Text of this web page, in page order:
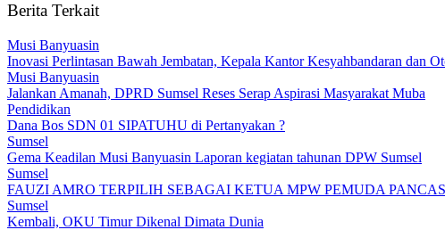
Berita Terkait
Musi Banyuasin
Inovasi Perlintasan Bawah Jembatan, Kepala Kantor Kesyahbandaran dan
Musi Banyuasin
Jalankan Amanah, DPRD Sumsel Reses Serap Aspirasi Masyarakat Muba
Pendidikan
Dana Bos SDN 01 SIPATUHU di Pertanyakan ?
Sumsel
Gema Keadilan Musi Banyuasin Laporan kegiatan tahunan DPW Sumsel
Sumsel
FAUZI AMRO TERPILIH SEBAGAI KETUA MPW PEMUDA
Sumsel
Kembali, OKU Timur Dikenal Dimata Dunia